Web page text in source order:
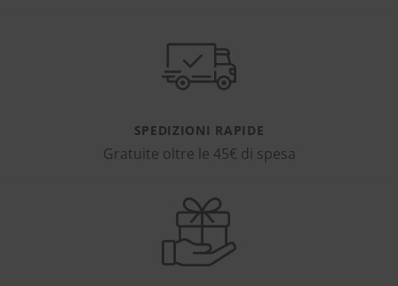
SPEDIZIONI RAPIDE
Gratuite oltre le 45€ di spesa